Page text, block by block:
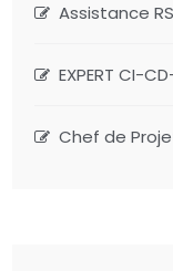
Assistance
EXPERT CI-
Chef de